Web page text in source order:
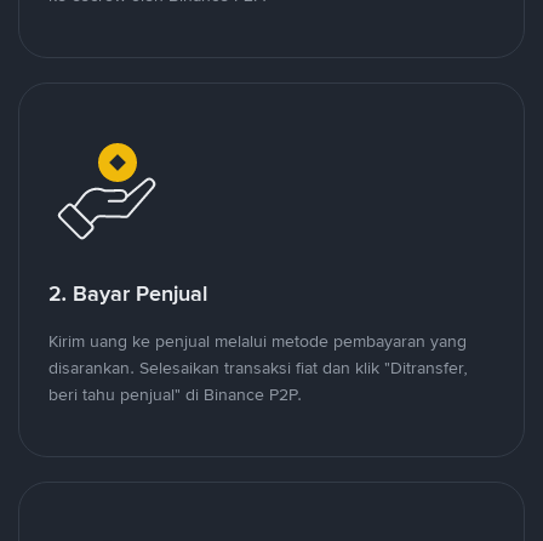
2. Bayar Penjual
Kirim uang ke penjual melalui metode pembayaran yang
disarankan. Selesaikan transaksi fiat dan klik "Ditransfer,
beri tahu penjual" di Binance P2P.